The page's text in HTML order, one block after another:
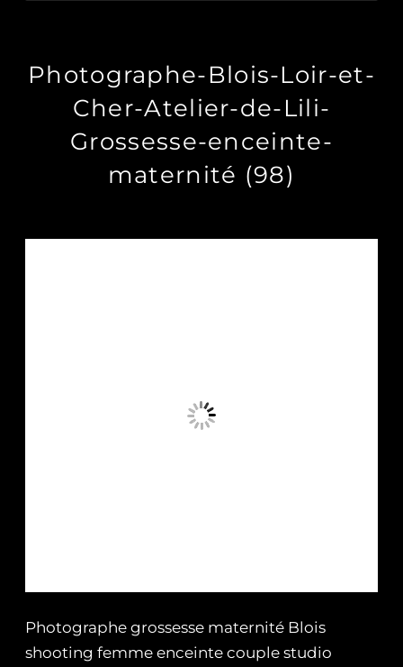
Photographe-Blois-Loir-et-
Cher-Atelier-de-Lili-
Grossesse-enceinte-
maternité (98)
Photographe grossesse maternité Blois
shooting femme enceinte couple studio